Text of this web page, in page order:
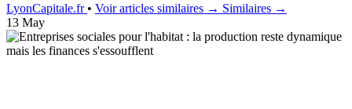
LyonCapitale.fr • Voir articles similaires → Similaires →
13 May